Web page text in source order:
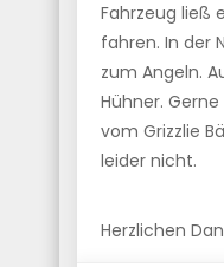
Fahrzeug ließ
fahren. In der
zum Angeln.
Hühner.
vom Grizzlie
leider nicht.
Herzlichen